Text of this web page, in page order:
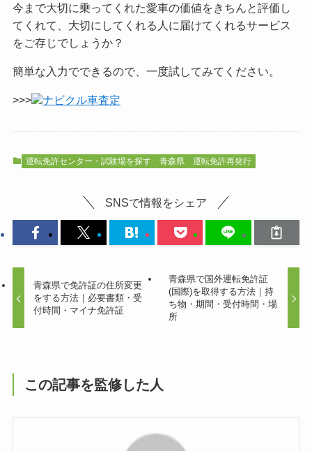
今まで大切に乗ってくれた愛車の価値をきちんと評価し
てくれて、大切にしてくれる人に届けてくれるサービス
をご存じでしょうか？
簡単な入力でできるので、一度試してみてください。
>>> ナビクル車査定
運転免許センター・試験場を探す 青森県 運転免許再発行
SNSで情報をシェア
青森県で免許証の住所変更
をする方法｜必要書類・受
付時間・マイナ免許証
青森県で国外運転免許証
(国際)を取得する方法｜持
ち物・期間・受付時間・場
所
この記事を監修した人